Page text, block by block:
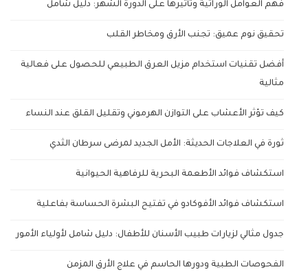
فهم العوامل الوراثية وتأثيرها على الدورة الشهر: دليل شامل
تحقيق نوم عميق: تجنب الأرق ومخاطر القلب
أفضل تقنيات استخدام مزيل العرق الطبيعي للحصول على فعالية
مثالية
كيف تؤثر الأعشاب على التوازن الهرموني وتقليل القلق عند النساء
ثورة في العلاجات الحديثة: الأمل الجديد لمرضى سرطان الثدي
استكشاف فوائد الأطعمة البحرية للرفاهية الحيوانية
استكشاف فوائد الأفوكادو في تفتيح البشرة الحساسة بفاعلية
جدول مثالي لزيارات طبيب الأسنان للأطفال: دليل شامل لأولياء الأمور
الفحوصات الطبية ودورها الحاسم في علاج الأرق المزمن